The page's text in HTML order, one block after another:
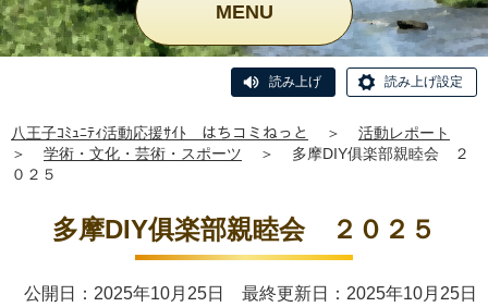
MENU
読み上げ 読み上げ設定
八王子ｺﾐｭﾆﾃｨ活動応援ｻｲﾄ はちコミねっと ＞
活動レポート
＞
学術・文化・芸術・スポーツ ＞
多摩DIY俱楽部親睦会 ２
０２５
多摩DIY俱楽部親睦会 ２０２５
公開日：2025年10月25日 最終更新日：2025年10月25日